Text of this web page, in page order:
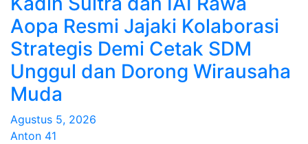
Aopa Resmi Jajaki Kolaborasi
Strategis Demi Cetak SDM
Unggul dan Dorong Wirausaha
Muda
Agustus 5, 2026
Anton 41